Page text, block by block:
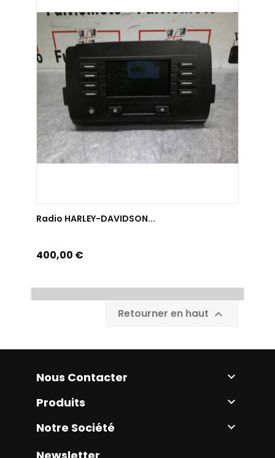
Radio HARLEY-DAVIDSON...
Prix
400,00 €
Retourner en haut 
Nous Contacter 
Produits 
Notre Société 